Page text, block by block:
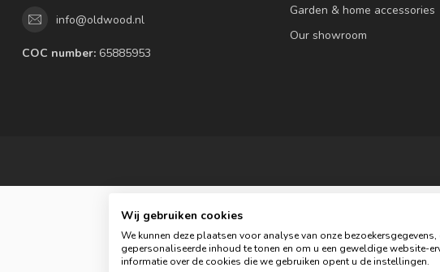
info@oldwood.nl
COC number: 65885953
Garden & home accessories
Our showroom
© Copyright 2026
Wij gebruiken cookies
We kunnen deze plaatsen voor analyse van onze
gepersonaliseerde inhoud te tonen en om u een geweldige website-
informatie over de cookies die we gebruiken opent u de instellingen.